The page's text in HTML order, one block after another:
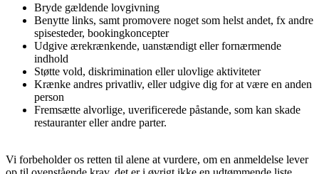
Bryde gældende lovgivning
Benytte links, samt promovere noget som helst andet, fx andre
spisesteder, bookingkoncepter
Udgive ærekrænkende, uanstændigt eller fornærmende
indhold
Støtte vold, diskrimination eller ulovlige aktiviteter
Krænke andres privatliv, eller udgive dig for at være en anden
person
Fremsætte alvorlige, uverificerede påstande, som kan skade
restauranter eller andre parter.
Vi forbeholder os retten til alene at vurdere, om en anmeldelse lever